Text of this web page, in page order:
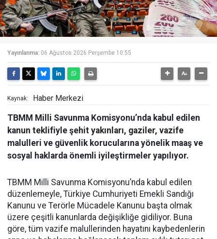
Yayınlanma: 06 Ağustos 2026 Perşembe 10:55
Kaynak: Haber Merkezi
TBMM Milli Savunma Komisyonu’nda kabul edilen
kanun teklifiyle şehit yakınları, gaziler, vazife
malulleri ve güvenlik korucularına yönelik maaş ve
sosyal haklarda önemli iyileştirmeler yapılıyor.
TBMM Milli Savunma Komisyonu’nda kabul edilen
düzenlemeyle, Türkiye Cumhuriyeti Emekli Sandığı
Kanunu ve Terörle Mücadele Kanunu başta olmak
üzere çeşitli kanunlarda değişikliğe gidiliyor. Buna
göre, tüm vazife malullerinden hayatını kaybedenlerin